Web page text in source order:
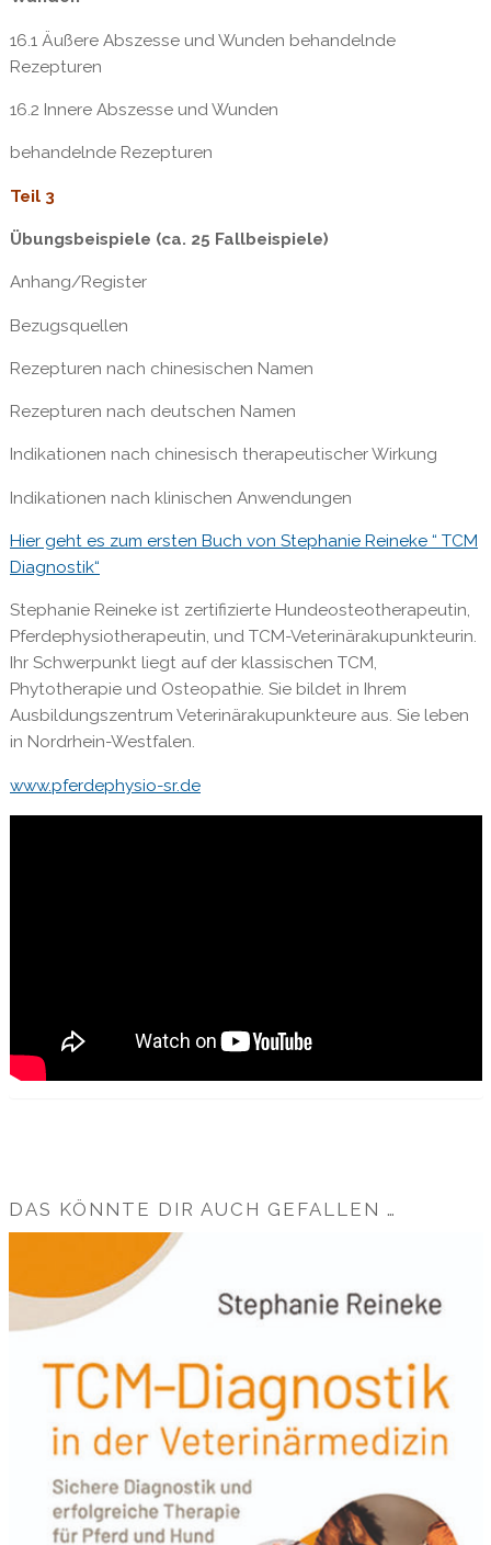
16.1 Äußere Abszesse und Wunden behandelnde
Rezepturen
16.2 Innere Abszesse und Wunden
behandelnde Rezepturen
Teil 3
Übungsbeispiele (ca. 25 Fallbeispiele)
Anhang/Register
Bezugsquellen
Rezepturen nach chinesischen Namen
Rezepturen nach deutschen Namen
Indikationen nach chinesisch therapeutischer Wirkung
Indikationen nach klinischen Anwendungen
Hier geht es zum ersten Buch von Stephanie Reineke “ TCM
Diagnostik“
Stephanie Reineke ist zertifizierte Hundeosteotherapeutin,
Pferdephysiotherapeutin, und TCM-Veterinärakupunkteurin.
Ihr Schwerpunkt liegt auf der klassischen TCM,
Phytotherapie und Osteopathie. Sie bildet in Ihrem
Ausbildungszentrum Veterinärakupunkteure aus. Sie leben
in Nordrhein-Westfalen.
www.pferdephysio-sr.de
DAS KÖNNTE DIR AUCH GEFALLEN …